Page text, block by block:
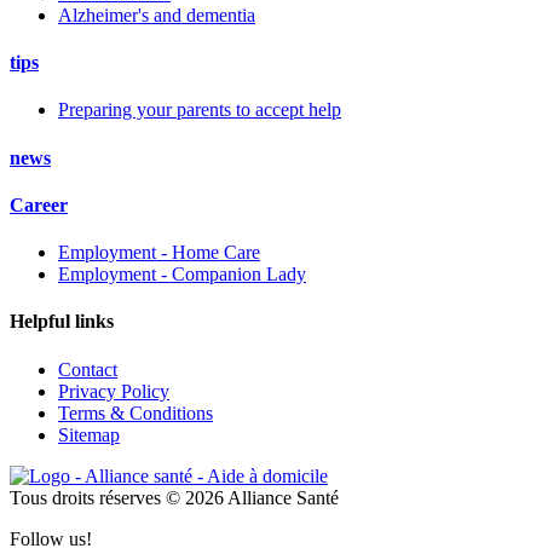
Alzheimer's and dementia
tips
Preparing your parents to accept help
news
Career
Employment - Home Care
Employment - Companion Lady
Helpful links
Contact
Privacy Policy
Terms & Conditions
Sitemap
Tous droits réserves © 2026 Alliance Santé
Follow us!